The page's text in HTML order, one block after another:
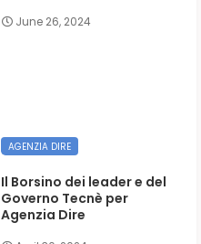
June 26, 2024
AGENZIA DIRE
Il Borsino dei leader e del
Governo Tecnè per
Agenzia Dire